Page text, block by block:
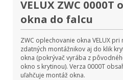
VELUX ZWC
okna do falcu
ZWC oplechovanie okna VELUX
zdatných montážnikov aj do klik
okna (pokrývač vyrába z
okno s krytinou). Verza 0000T
uľahčuje montáž okna.